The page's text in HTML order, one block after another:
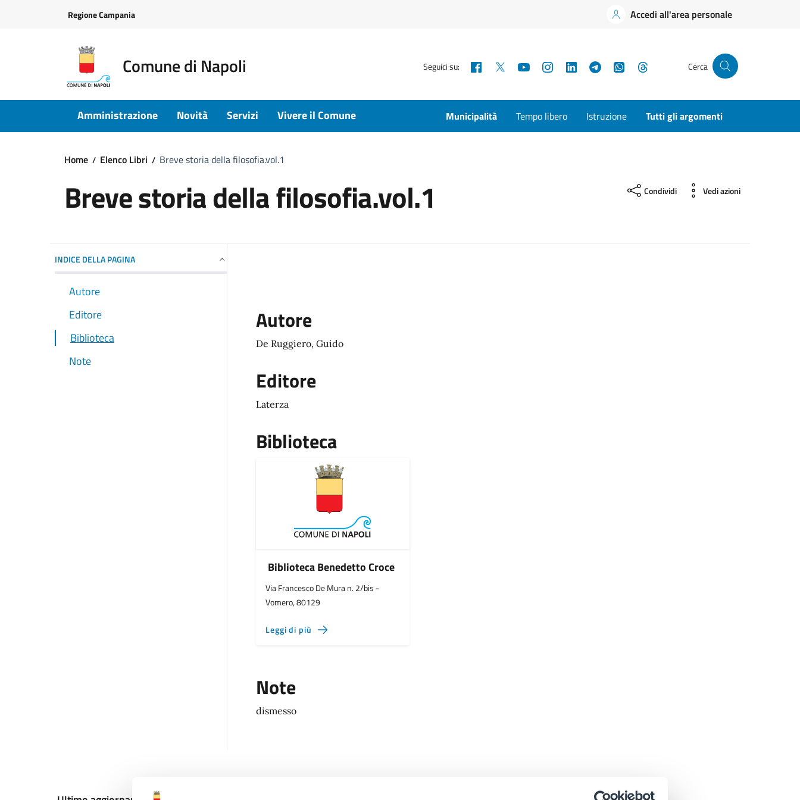
Regione Campania Accedi all'area personale
Comune di Napoli Seguici su: Facebook YouTubeInstagramLinkedInTelegramWhatsApp Cerca
Amministrazione Novità Servizi Vivere il Comune Municipalità Tempo libero Istruzione Tutti gli argomenti
Home Elenco Libri Breve storia della filosofia.vol.1
Breve storia della filosofia.vol.1 Condividi Vedi azioni
INDICE DELLA PAGINA
Autore
Editore
Biblioteca
Note
Autore
De Ruggiero, Guido
Editore
Laterza
Biblioteca
Biblioteca Benedetto Croce
Via Francesco De Mura n. 2/bis -
Vomero, 80129
Leggi di più
Note
dismesso